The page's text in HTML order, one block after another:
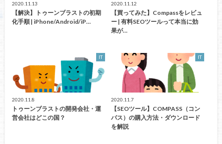
2020.11.13
【解決】トゥーンブラストの初期
化手順 | iPhone/Android/iP…
2020.11.12
【買ってみた】Compassをレビュ
ー | 有料SEOツールって本当に効
果が…
IT
2020.11.8
トゥーンブラストの開発会社・運
営会社はどこの国？
IT
2020.11.7
【SEOツール】COMPASS（コン
パス）の購入方法・ダウンロード
を解説